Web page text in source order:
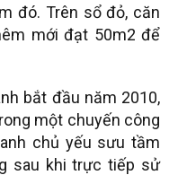
đó. Trên sổ đỏ, căn
mới đạt 50m2 để
bắt đầu năm 2010,
một chuyến công
chủ yếu sưu tầm
sau khi trực tiếp sử